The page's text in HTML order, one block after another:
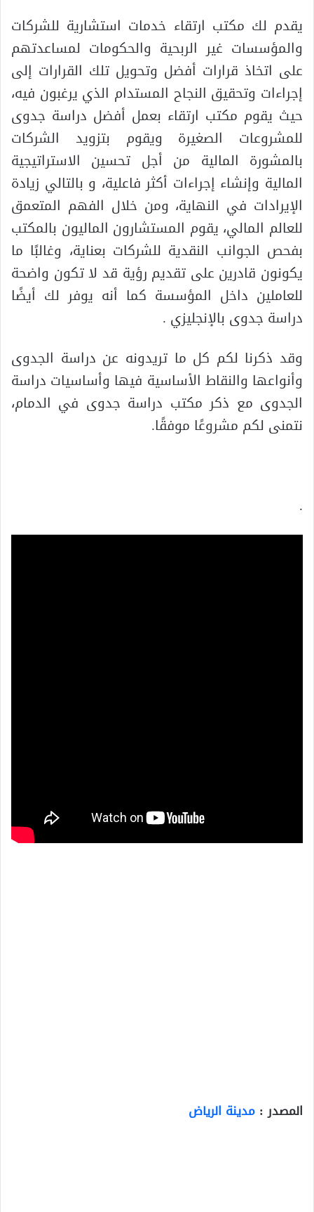
يقدم لك مكتب ارتقاء خدمات استشارية للشركات
والمؤسسات غير الربحية والحكومات لمساعدتهم
على اتخاذ قرارات أفضل وتحويل تلك القرارات إلى
إجراءات وتحقيق النجاح المستدام الذي يرغبون فيه،
حيث يقوم مكتب ارتقاء بعمل أفضل دراسة جدوى
للمشروعات الصغيرة ويقوم بتزويد الشركات
بالمشورة المالية من أجل تحسين الاستراتيجية
المالية وإنشاء إجراءات أكثر فاعلية، و بالتالي زيادة
الإيرادات في النهاية، ومن خلال الفهم المتعمق
للعالم المالي، يقوم المستشارون الماليون بالمكتب
بفحص الجوانب النقدية للشركات بعناية، وغالبًا ما
يكونون قادرين على تقديم رؤية قد لا تكون واضحة
للعاملين داخل المؤسسة كما أنه يوفر لك أيضًا
دراسة جدوى بالإنجليزي .
وقد ذكرنا لكم كل ما تريدونه عن دراسة الجدوى
وأنواعها والنقاط الأساسية فيها وأساسيات دراسة
الجدوى مع ذكر مكتب دراسة جدوى في الدمام،
نتمنى لكم مشروعًا موفقًا.
.
المصدر : مدينة الرياض